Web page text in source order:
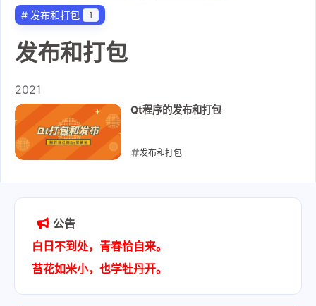
# 发布和打包 1
发布和打包
2021
Qt程序的发布和打包
发布和打包
公告
白日不到处，青春恰自来。
苔花如米小，也学牡丹开。